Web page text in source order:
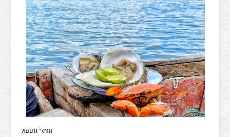
หอยนางรม